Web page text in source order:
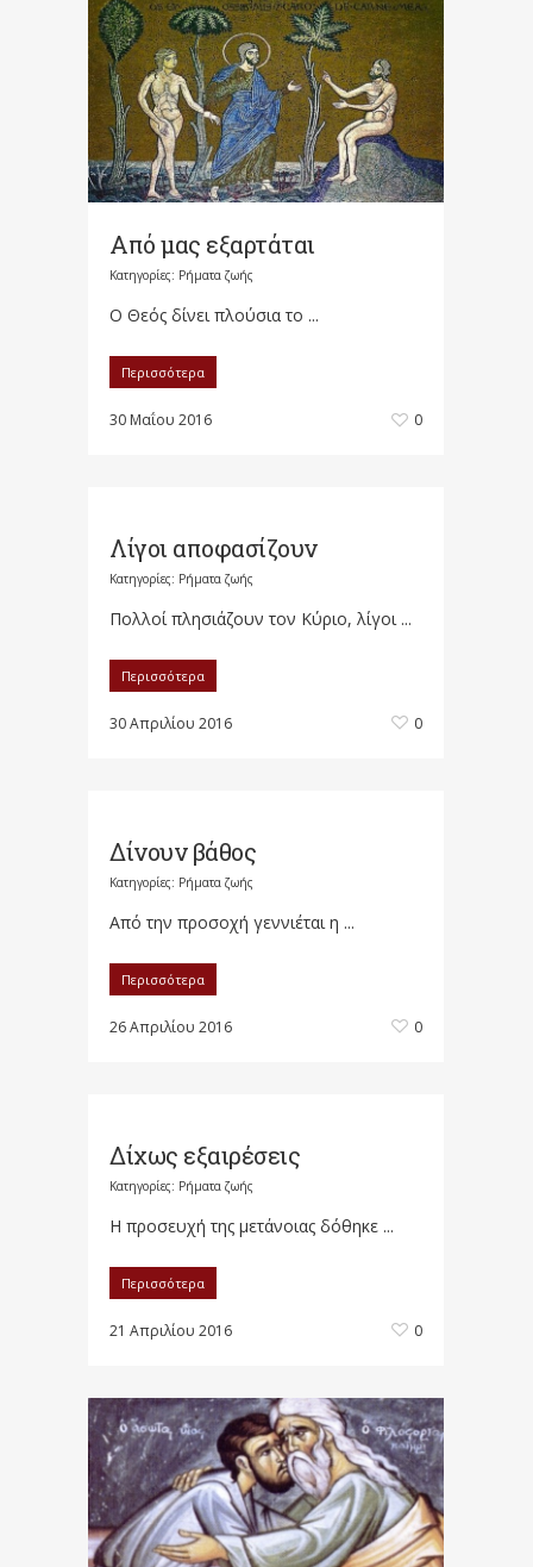
Από μας εξαρτάται
Κατηγορίες: Ρήματα ζωής
Ο Θεός δίνει πλούσια το ...
Περισσότερα
30 Μαΐου 2016 0
Λίγοι αποφασίζουν
Κατηγορίες: Ρήματα ζωής
Πολλοί πλησιάζουν τον Κύριο, λίγοι ...
Περισσότερα
30 Απριλίου 2016 0
Δίνουν βάθος
Κατηγορίες: Ρήματα ζωής
Από την προσοχή γεννιέται η ...
Περισσότερα
26 Απριλίου 2016 0
Δίχως εξαιρέσεις
Κατηγορίες: Ρήματα ζωής
Η προσευχή της μετάνοιας δόθηκε ...
Περισσότερα
21 Απριλίου 2016 0